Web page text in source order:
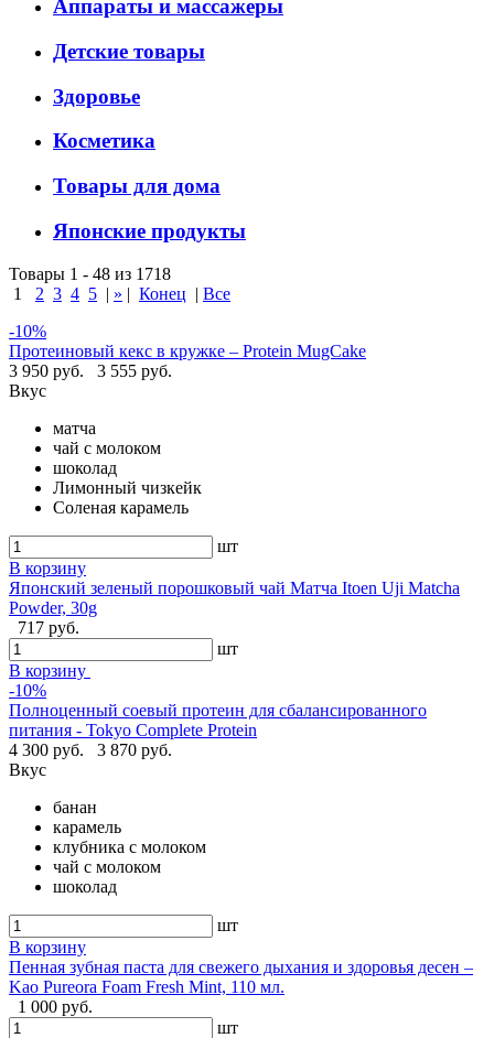
Аппараты и массажеры
Детские товары
Здоровье
Косметика
Товары для дома
Японские продукты
Товары 1 - 48 из 1718
1
2 3 4 5 | » | Конец | Все
-10%
Протеиновый кекс в кружке – Protein MugCake
3 950 руб.
3 555 руб.
Вкус
матча
чай с молоком
шоколад
Лимонный чизкейк
Соленая карамель
шт
В корзину
Японский зеленый порошковый чай Матча Itoen Uji Matcha
Powder, 30g
717 руб.
шт
В корзину
-10%
Полноценный соевый протеин для сбалансированного
питания - Tokyo Complete Protein
4 300 руб.
3 870 руб.
Вкус
банан
карамель
клубника с молоком
чай с молоком
шоколад
шт
В корзину
Пенная зубная паста для свежего дыхания и здоровья десен –
Kao Pureora Foam Fresh Mint, 110 мл.
1 000 руб.
шт